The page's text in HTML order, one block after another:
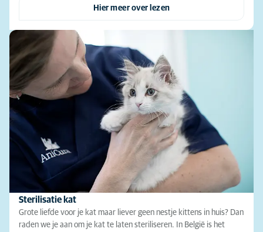
Hier meer over lezen
Sterilisatie kat
Grote liefde voor je kat maar liever geen nestje kittens in huis? Dan
raden we je aan om je kat te laten steriliseren. In België is het